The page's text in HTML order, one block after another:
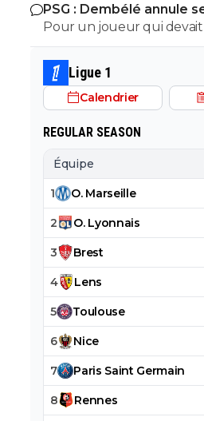
fonction de la tactique de
PSG : Dembélé annule
veut tout casser
Pour un joueur qui devait
plutot motivé.une fois de
un tas de conneries
Ligue 1
Calendrier
REGULAR SEASON
Équipe
1 O. Marseille
2 O. Lyonnais
3 Brest
4 Lens
5 Toulouse
6 Nice
7 Paris Saint Germain
8 Rennes